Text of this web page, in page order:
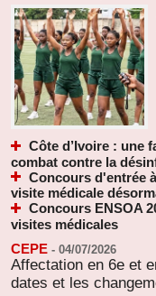
Côte d’Ivoire : une
combat contre la
Concours d'entrée
visite médicale
Concours ENSOA
visites médicales
CEPE - 04/07/2026
Affectation en 6e et
dates et les